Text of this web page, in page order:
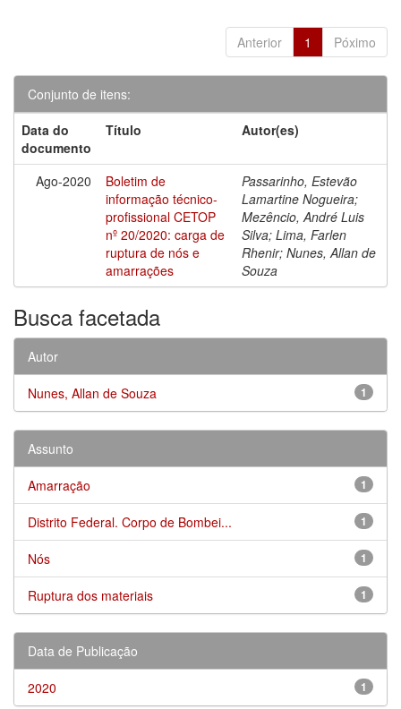
Anterior 1 Póximo
Conjunto de itens:
Data do
documento
Título Autor(es)
Ago-2020
Boletim de
informação técnico-
profissional CETOP
nº 20/2020: carga de
ruptura de nós e
amarrações
Passarinho, Estevão
Lamartine Nogueira;
Mezêncio, André Luis
Silva; Lima, Farlen
Rhenir; Nunes, Allan de
Souza
Busca facetada
Autor
1
Nunes, Allan de Souza
Assunto
1
Amarração
1
Distrito Federal. Corpo de Bombei...
1
Nós
1
Ruptura dos materiais
Data de Publicação
1
2020